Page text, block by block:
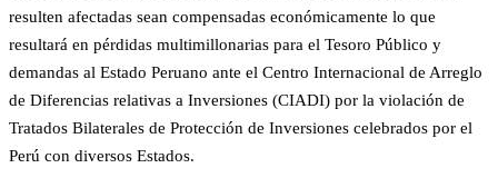
resulten afectadas sean compensadas económicamente lo que
resultará en pérdidas multimillonarias para el Tesoro Público y
demandas al Estado Peruano ante el Centro Internacional de Arreglo
de Diferencias relativas a Inversiones (CIADI) por la violación de
Tratados Bilaterales de Protección de Inversiones celebrados por el
Perú con diversos Estados.